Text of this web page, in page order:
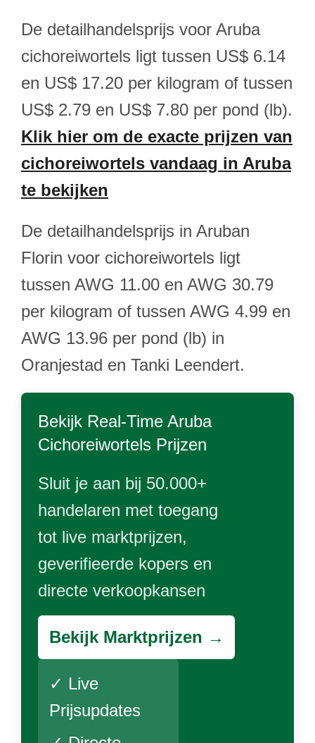
De detailhandelsprijs voor Aruba
cichoreiwortels ligt tussen US$ 6.14
en US$ 17.20 per kilogram of tussen
US$ 2.79 en US$ 7.80 per pond (lb).
Klik hier om de exacte prijzen van
cichoreiwortels vandaag in Aruba
te bekijken
De detailhandelsprijs in Aruban
Florin voor cichoreiwortels ligt
tussen AWG 11.00 en AWG 30.79
per kilogram of tussen AWG 4.99 en
AWG 13.96 per pond (lb) in
Oranjestad en Tanki Leendert.
Bekijk Real-Time Aruba
Cichoreiwortels Prijzen
Sluit je aan bij 50.000+
handelaren met toegang
tot live marktprijzen,
geverifieerde kopers en
directe verkoopkansen
Bekijk Marktprijzen →
✓ Live
Prijsupdates